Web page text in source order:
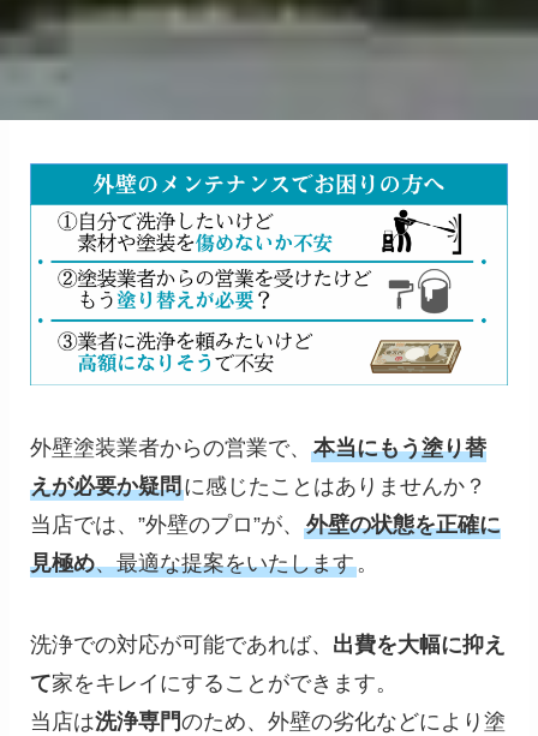
外壁塗装業者からの営業で、本当にもう塗り替
えが必要か疑問に感じたことはありませんか？
当店では、”外壁のプロ”が、外壁の状態を正確に
見極め、最適な提案をいたします。
洗浄での対応が可能であれば、 出費を大幅に抑え
て家をキレイにすることができます。
当店は洗浄専門のため、外壁の劣化などにより塗